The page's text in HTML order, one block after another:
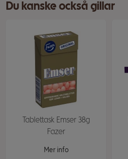
Du kanske också gillar
Tablettask Emser 38g
Fazer
Mer info